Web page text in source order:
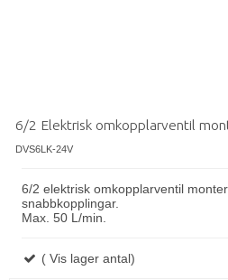
6/2 Elektrisk omkopplarventil
DVS6LK-24V
6/2 elektrisk omkopplarventil
snabbkopplingar.
Max. 50 L/min.
( Vis lager antal)